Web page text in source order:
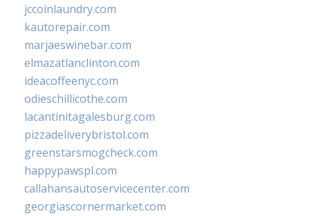
jccoinlaundry.com
kautorepair.com
marjaeswinebar.com
elmazatlanclinton.com
ideacoffeenyc.com
odieschillicothe.com
lacantinitagalesburg.com
pizzadeliverybristol.com
greenstarsmogcheck.com
happypawspl.com
callahansautoservicecenter.com
georgiascornermarket.com